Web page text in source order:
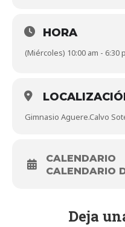
HORA
(Miércoles) 10:00 am - 6:30
Gimnasio Aguere.Calvo
CALENDARIO
CALENDARIO
Deja